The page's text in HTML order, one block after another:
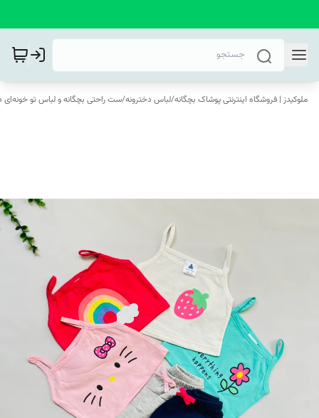
ملوکیدز | فروشگاه اینترنتی پوشاک بچگانه/لباس دخترونه/ست راحتی بچگانه و لباس تو خونه‌ای